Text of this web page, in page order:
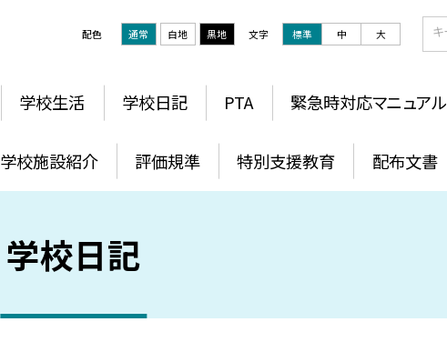
配色 通常 白地 黒地 文字 標準 中 大
学校生活 学校日記 PTA 緊急時対応マニュアル
学校施設紹介 評価規準 特別支援教育 配布文書
学校日記